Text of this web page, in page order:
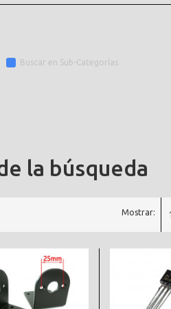
Buscar en Sub-Categorías
la búsqueda
Mostrar: